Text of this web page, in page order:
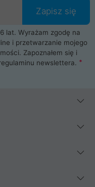
Zapisz się
lat. Wyrażam zgodę na
i przetwarzanie mojego
Zapoznałem się i
newslettera.